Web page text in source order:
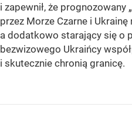
i zapewnił, że
przez Morze Czarne i Ukrainę
a dodatkowo starający się o
bezwizowego Ukraińcy
i skutecznie chronią granicę.